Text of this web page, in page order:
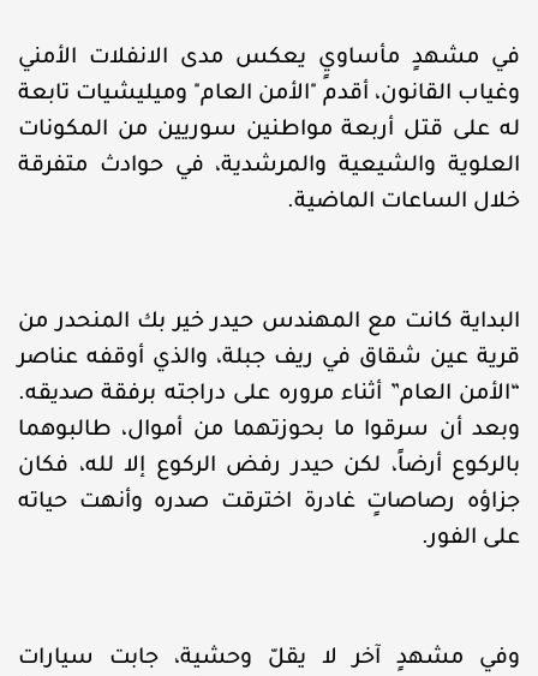
في مشهدٍ مأساويٍ يعكس مدى الانفلات الأمني
وغياب القانون، أقدم "الأمن العام" وميليشيات تابعة
له على قتل أربعة مواطنين سوريين من المكونات
العلوية والشيعية والمرشدية، في حوادث متفرقة
خلال الساعات الماضية.
البداية كانت مع المهندس حيدر خير بك المنحدر من
قرية عين شقاق في ريف جبلة، والذي أوقفه عناصر
“الأمن العام” أثناء مروره على دراجته برفقة صديقه.
وبعد أن سرقوا ما بحوزتهما من أموال، طالبوهما
بالركوع أرضاً، لكن حيدر رفض الركوع إلا لله، فكان
جزاؤه رصاصاتٍ غادرة اخترقت صدره وأنهت حياته
على الفور.
وفي مشهدٍ آخر لا يقلّ وحشية، جابت سيارات